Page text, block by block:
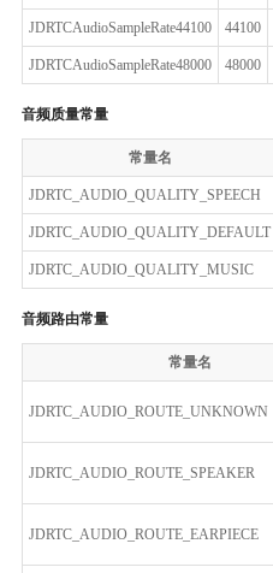
JDRTCAudioSampleRate44100 44100
JDRTCAudioSampleRate48000 48000
音频质量常量
常量名
JDRTC_AUDIO_QUALITY_SPEECH
JDRTC_AUDIO_QUALITY_DEFAULT
JDRTC_AUDIO_QUALITY_MUSIC
音频路由常量
常量名
JDRTC_AUDIO_ROUTE_UNKNOWN
JDRTC_AUDIO_ROUTE_SPEAKER
JDRTC_AUDIO_ROUTE_EARPIECE